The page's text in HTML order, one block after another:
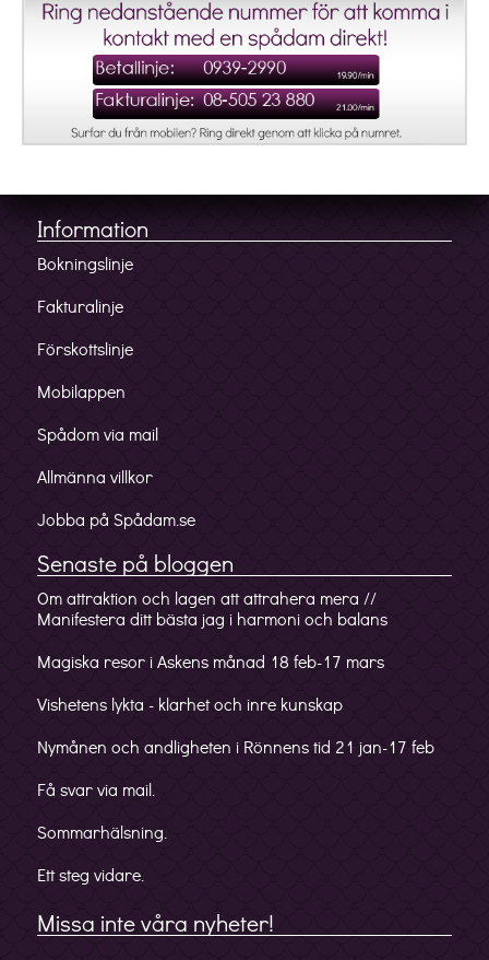
Information
Bokningslinje
Fakturalinje
Förskottslinje
Mobilappen
Spådom via mail
Allmänna villkor
Jobba på Spådam.se
Senaste på bloggen
Om attraktion och lagen att attrahera mera //
Manifestera ditt bästa jag i harmoni och balans
Magiska resor i Askens månad 18 feb-17 mars
Vishetens lykta - klarhet och inre kunskap
Nymånen och andligheten i Rönnens tid 21 jan-17 feb
Få svar via mail.
Sommarhälsning.
Ett steg vidare.
Missa inte våra nyheter!